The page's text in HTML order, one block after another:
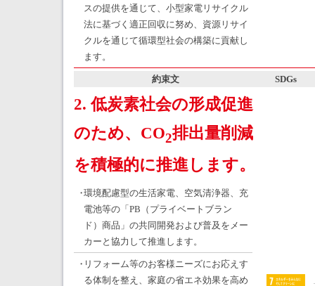
スの提供を通じて、小型家電リサイクル
法に基づく適正回収に努め、資源リサイ
クルを通じて循環型社会の構築に貢献し
ます。
約束文 SDGs
2. 低炭素社会の形成促進
のため、CO2排出量削減
を積極的に推進します。
・環境配慮型の生活家電、空気清浄器、充
電池等の「PB（プライベートブラン
ド）商品」の共同開発および普及をメー
カーと協力して推進します。
・ リフォーム等のお客様ニーズにお応えす
る体制を整え、家庭の省エネ効果を高め